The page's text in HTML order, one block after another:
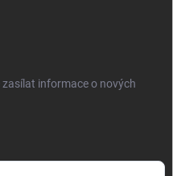
informace o nových